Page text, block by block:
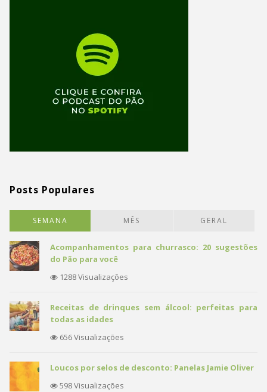
Posts Populares
SEMANA MÊS GERAL
Acompanhamentos para churrasco: 20 sugestões
do Pão para você
1288 Visualizações
Receitas de drinques sem álcool: perfeitas para
todas as idades
656 Visualizações
Loucos por selos de desconto: Panelas Jamie Oliver
598 Visualizações